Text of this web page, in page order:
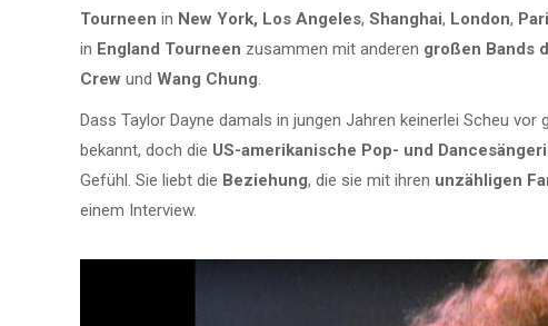
Tourneen in New York, Los Angeles, Shanghai, London,
in England Tourneen zusammen mit anderen großen Bands
Crew und Wang Chung.
Dass Taylor Dayne damals in jungen Jahren keinerlei Scheu
bekannt, doch die US-amerikanische Pop- und
Gefühl. Sie liebt die Beziehung, die sie mit ihren unzähligen
einem Interview.